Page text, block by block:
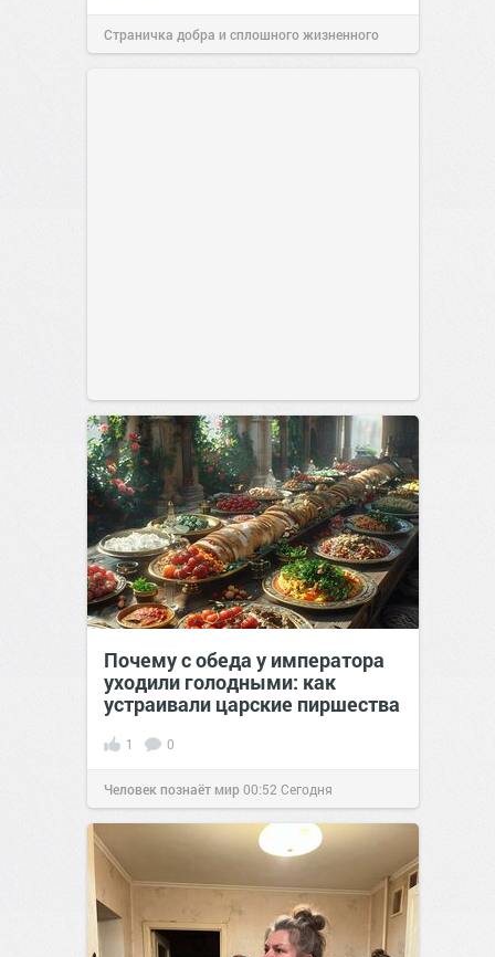
Страничка добра и сплошного жизненного
Почему с обеда у императора
уходили голодными: как
устраивали царские пиршества
1 0
Человек познаёт мир00:52 Сегодня